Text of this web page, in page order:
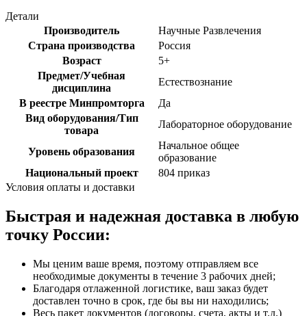
Детали
Производитель
Научные Развлечения
Страна производства
Россия
Возраст
5+
Предмет/Учебная
дисциплина
Естествознание
В реестре Минпромторга
Да
Вид оборудования/Тип
товара
Лабораторное оборудование
Уровень образования
Начальное общее
образование
Национальный проект
804 приказ
Условия оплаты и доставки
Быстрая и надежная доставка в любую
точку России:
Мы ценим ваше время, поэтому отправляем все
необходимые документы в течение 3 рабочих дней;
Благодаря отлаженной логистике, ваш заказ будет
доставлен точно в срок, где бы вы ни находились;
Весь пакет документов (договоры, счета, акты и т.д.)